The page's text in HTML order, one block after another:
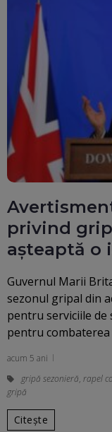
privind
aşteaptă o
Guvernul Marii
sezonul gripal din
pentru serviciile
pentru
acum 5 ani
gripă sezonieră, rapel
gripă
Citește